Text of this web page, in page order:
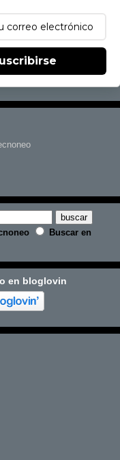
Buscar en
en bloglovin